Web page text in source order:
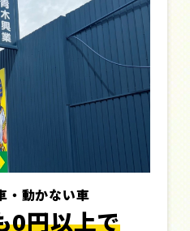
・動かない車
0円以上で